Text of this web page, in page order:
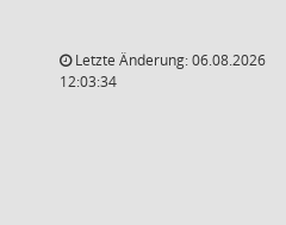
Letzte Änderung: 06.08.2026
12:03:34